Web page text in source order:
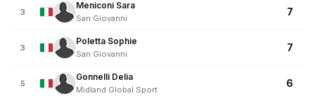
3
Meniconi Sara
San Giovanni
7
3
Poletta Sophie
San Giovanni
7
5
Gonnelli Delia
Midland Global Sport
6